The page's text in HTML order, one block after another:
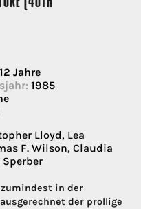
Jahre
1985
Lloyd, Lea
F. Wilson, Claudia
Sperber
zumindest in der
der prollige